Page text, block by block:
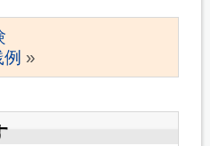
»